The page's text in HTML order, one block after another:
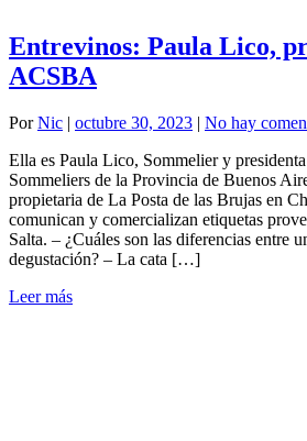
Entrevinos: Paula Lico,
ACSBA
PorNic | octubre 30, 2023 | No hay
Ella es Paula Lico, Sommelier y
Sommeliers de la Provincia de Buenos
propietaria de La Posta de las Brujas en
comunican y comercializan etiquetas
Salta. – ¿Cuáles son las diferencias entre
degustación? – La cata […]
Leer más